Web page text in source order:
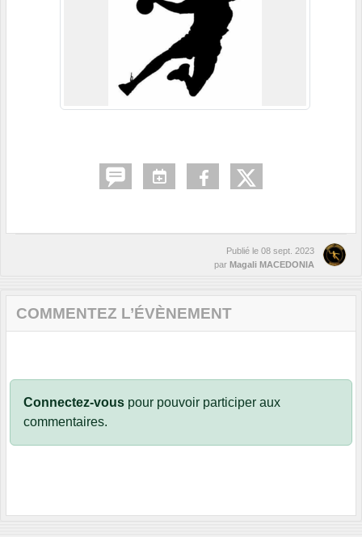
Publié le 08 sept. 2023
par Magali MACEDONIA
COMMENTEZ L’ÉVÈNEMENT
Connectez-vous pour pouvoir participer aux
commentaires.